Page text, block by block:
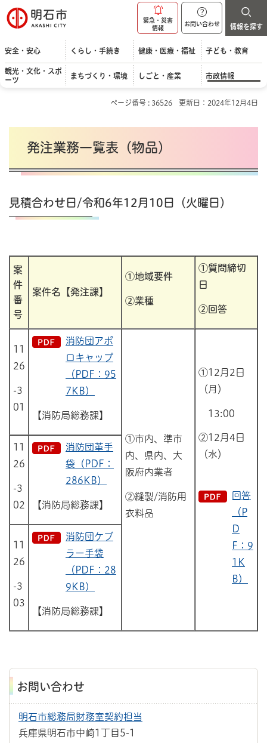
明石市
緊急・災害
情報
お問い合わせ 情報を探す
安全・安心 くらし・手続き 健康・医療・福祉 子ども・教育
観光・文化・スポ
ーツ
まちづくり・環境 しごと・産業 市政情報
ページ番号 : 36526 更新日：2024年12月4日
発注業務一覧表（物品）
見積合わせ日/令和6年12月10日（火曜日）
案
件
番
号
案件名【発注課】
①地域要件
②業種
①質問締切
日
②回答
11
26
-3
01
消防団アポ
ロキャップ
（PDF：95
7KB）
【消防局総務課】
①市内、準市
内、県内、大
阪府内業者
②縫製/消防用
衣料品
①12月2日
（月）
13:00
②12月4日
（水）
回答
（P
D
F：9
1K
B）
11
26
-3
02
消防団革手
袋（PDF：
286KB）
【消防局総務課】
11
26
-3
03
消防団ケブ
ラー手袋
（PDF：28
9KB）
【消防局総務課】
お問い合わせ
明石市総務局財務室契約担当
兵庫県明石市中崎1丁目5-1